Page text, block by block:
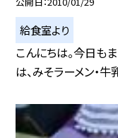
給食室より
こんにちは。今日も
は、みそラーメン・牛